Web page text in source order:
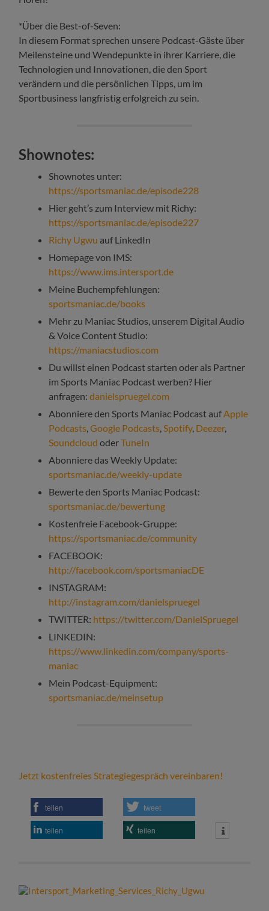
*Über die Best-of-Seven:
In diesem Format sprechen unsere Podcast-Gäste über
Meilensteine und Wendepunkte in ihrer Karriere, die
Technologien und Innovationen, die den Sport
verändern und die persönlichen Tipps, um im
Sportbusiness langfristig erfolgreich zu sein.
Shownotes:
Shownotes unter:
https://sportsmaniac.de/episode228
Hier geht’s zum Interview mit Richy:
https://sportsmaniac.de/episode227
Richy Ugwu auf LinkedIn
Homepage von IMS:
https://www.ims.intersport.de
Meine Buchempfehlungen:
sportsmaniac.de/books
Mehr zu Maniac Studios, unserem Digital Audio
& Voice Content Studio:
https://maniacstudios.com
Du willst einen Podcast starten oder als Partner
im Sports Maniac Podcast werben? Hier
anfragen:danielspruegel.com
Abonniere den Sports Maniac Podcast aufApple
Podcasts,Google Podcasts,Spotify, Deezer,
Soundcloud oderTuneIn
Abonniere das Weekly Update:
sportsmaniac.de/weekly-update
Bewerte den Sports Maniac Podcast:
sportsmaniac.de/bewertung
Kostenfreie Facebook-Gruppe:
https://sportsmaniac.de/community
FACEBOOK:
http://facebook.com/sportsmaniacDE
INSTAGRAM:
http://instagram.com/danielspruegel
TWITTER: https://twitter.com/DanielSpruegel
LINKEDIN:
https://www.linkedin.com/company/sports-
maniac
Mein Podcast-Equipment:
sportsmaniac.de/meinsetup
Jetzt kostenfreies Strategiegespräch vereinbaren!
teilen tweet
teilen teilen